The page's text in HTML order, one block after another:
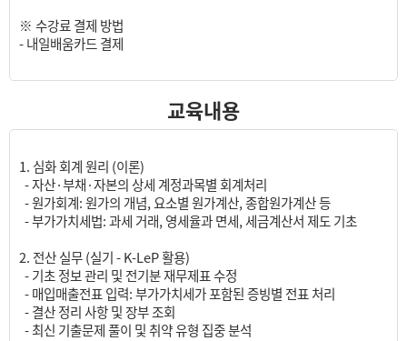
※ 수강료 결제 방법
- 내일배움카드 결제
교육내용
1. 심화 회계 원리 (이론)
- 자산·부채·자본의 상세 계정과목별 회계처리
- 원가회계: 원가의 개념, 요소별 원가계산, 종합원가계산 등
- 부가가치세법: 과세 거래, 영세율과 면세, 세금계산서 제도 기초
2. 전산 실무 (실기 - K-LeP 활용)
- 기초 정보 관리 및 전기분 재무제표 수정
- 매입매출전표 입력: 부가가치세가 포함된 증빙별 전표 처리
- 결산 정리 사항 및 장부 조회
- 최신 기출문제 풀이 및 취약 유형 집중 분석